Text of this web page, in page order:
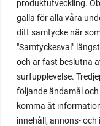
produktutveckling.
gälla för alla våra
ditt samtycke när
"Samtyckesval"
och är fast beslutna
surfupplevelse.
följande ändamål
komma åt
innehåll, annons-